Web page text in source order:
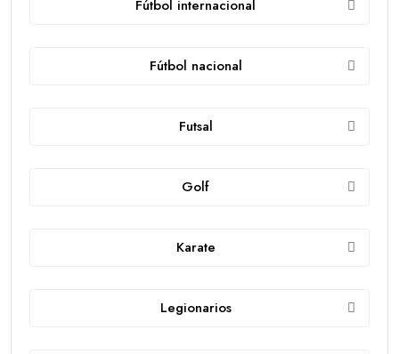
Fútbol internacional
Fútbol nacional
Futsal
Golf
Karate
Legionarios